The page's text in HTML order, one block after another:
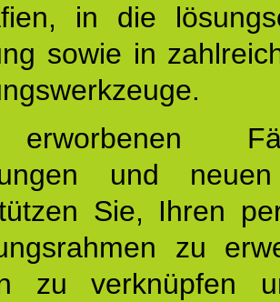
in die
sowie in
und
Sie, Ihren
zu
zu verknüpfen